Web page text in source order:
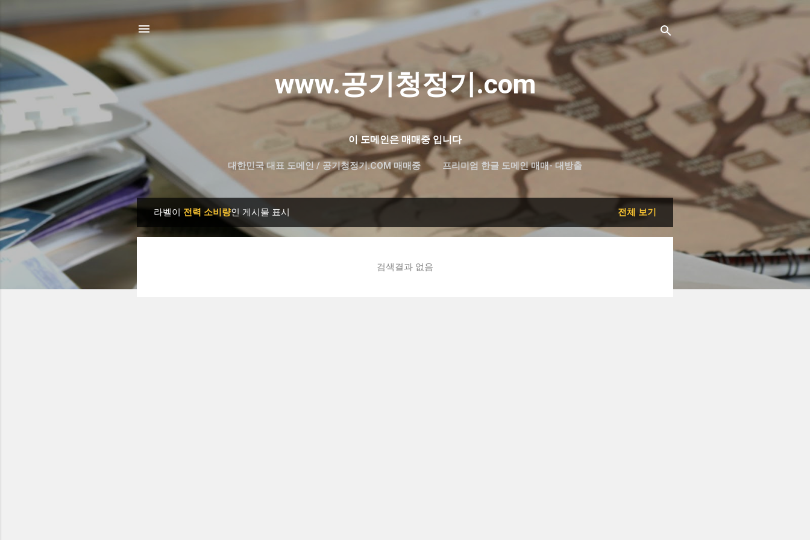
기본 콘텐츠로 건너뛰기
www.공기청정기.com
이 도메인은 매매중 입니다
대한민국 대표 도메인 / 공기청정기.COM 매매중 프리미엄 한글 도메인 매매- 대방출
라벨이 전력 소비량인 게시물 표시 전체 보기
검색결과 없음